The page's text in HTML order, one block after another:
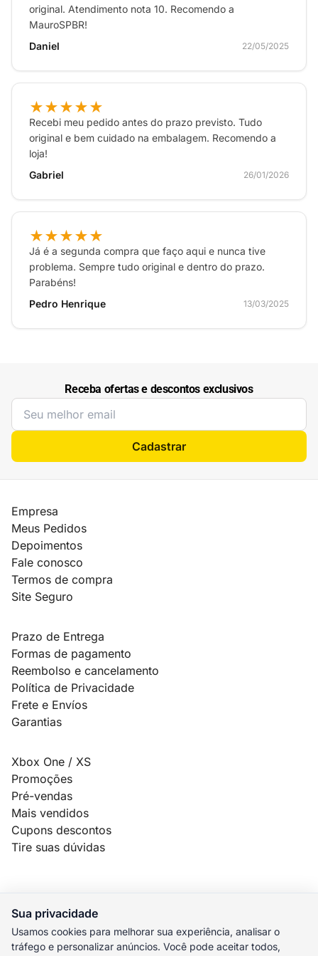
original. Atendimento nota 10. Recomendo a
MauroSPBR!
Daniel
22/05/2025
★★★★★
Recebi meu pedido antes do prazo previsto. Tudo
original e bem cuidado na embalagem. Recomendo a
loja!
Gabriel
26/01/2026
★★★★★
Já é a segunda compra que faço aqui e nunca tive
problema. Sempre tudo original e dentro do prazo.
Parabéns!
Pedro Henrique
13/03/2025
Receba ofertas e descontos exclusivos
Cadastrar
Empresa
Meus Pedidos
Depoimentos
Fale conosco
Termos de compra
Site Seguro
Prazo de Entrega
Formas de pagamento
Reembolso e cancelamento
Política de Privacidade
Frete e Envíos
Garantias
Xbox One / XS
Promoções
Pré-vendas
Mais vendidos
Cupons descontos
Tire suas dúvidas
© 2026 MauroSPBR Games. Todos os direitos reservados.
elo HIPER AMEX pix
Sua privacidade
Usamos cookies para melhorar sua experiência, analisar o
tráfego e personalizar anúncios. Você pode aceitar todos,